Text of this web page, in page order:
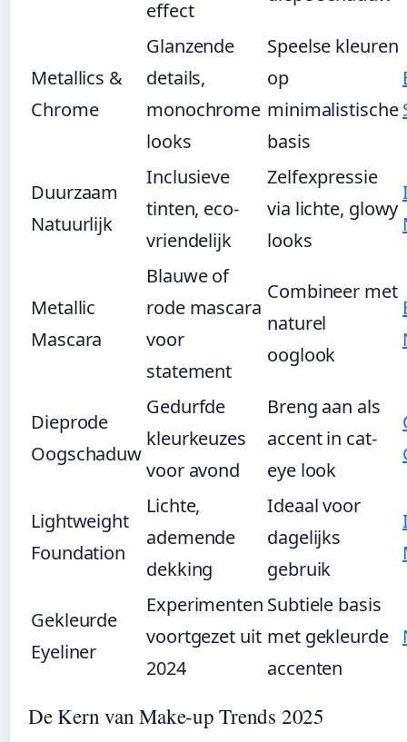
effect
Metallics &
Chrome
Glanzende
details,
monochrome
looks
Speelse kleuren
op
minimalistische
basis
Duurzaam
Natuurlijk
Inclusieve
tinten, eco-
vriendelijk
Zelfexpressie
via lichte, glowy
looks
Metallic
Mascara
Blauwe of
rode mascara
voor
statement
Combineer met
naturel
ooglook
Dieprode
Oogschaduw
Gedurfde
kleurkeuzes
voor avond
Breng aan als
accent in cat-
eye look
Lightweight
Foundation
Lichte,
ademende
dekking
Ideaal voor
dagelijks
gebruik
Gekleurde
Eyeliner
Experimenten
voortgezet uit
2024
Subtiele basis
met gekleurde
accenten
De Kern van Make-up Trends 2025